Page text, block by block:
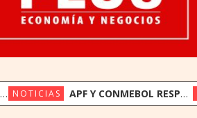
NOTICIAS APF Y CONMEBOL RESPALDAN A LA FIFA Y LLAMAN A PRESERVAR LA INSTITUCIONALIDAD